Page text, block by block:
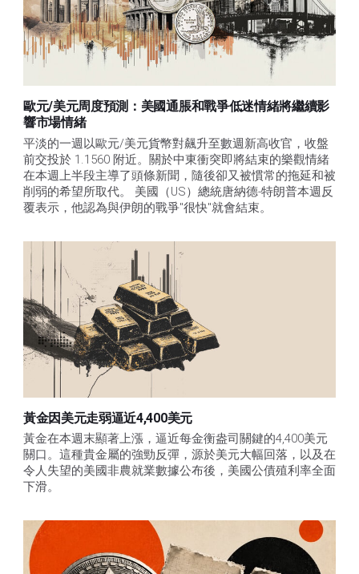
歐元/美元周度預測：美國通脹和戰爭低迷情緒將繼續影
響市場情緒
平淡的一週以歐元/美元貨幣對飆升至數週新高收官，收盤
前交投於 1.1560 附近。關於中東衝突即將結束的樂觀情緒
在本週上半段主導了頭條新聞，隨後卻又被慣常的拖延和被
削弱的希望所取代。 美國（US）總統唐納德-特朗普本週反
覆表示，他認為與伊朗的戰爭"很快"就會結束。
黃金因美元走弱逼近4,400美元
黃金在本週末顯著上漲，逼近每金衡盎司關鍵的4,400美元
關口。這種貴金屬的強勁反彈，源於美元大幅回落，以及在
令人失望的美國非農就業數據公布後，美國公債殖利率全面
下滑。